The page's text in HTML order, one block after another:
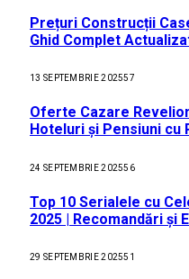
Prețuri Construcții
Ghid Complet
13 SEPTEMBRIE 202557
Oferte Cazare
Hoteluri și Pensiuni
24 SEPTEMBRIE 202556
Top 10 Serialele cu
2025 | Recomandări și
29 SEPTEMBRIE 202551